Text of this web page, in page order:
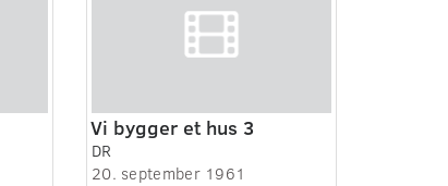
Vi bygger et hus 3
DR
20. september 1961